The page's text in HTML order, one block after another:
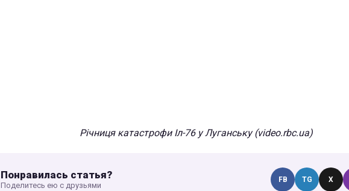
Річниця катастрофи Іл-76 у Луганську (video.rbc.ua)
Понравилась статья?
Поделитесь ею с друзьями
FB TG X